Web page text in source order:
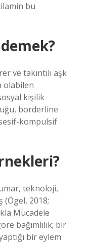
bu
ve takıntılı aşk
olabilen
kişilik
borderline
kompulsif
teknoloji,
(Ögel, 2018;
Mücadele
bağımlılık; bir
bir eylem